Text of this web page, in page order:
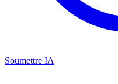
Soumettre IA